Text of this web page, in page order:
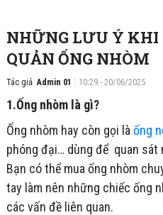
NHỮNG LƯU Ý KHI
QUẢN ỐNG NHÒM
Tác giả Admin 01 10:29 - 20/06/2025
1.Ống nhòm là gì?
Ống nhòm hay còn gọi là ống
phóng đại… dùng để quan sát
Bạn có thể mua ống nhòm
tay làm nên những chiếc ống
các vấn đề liên quan.